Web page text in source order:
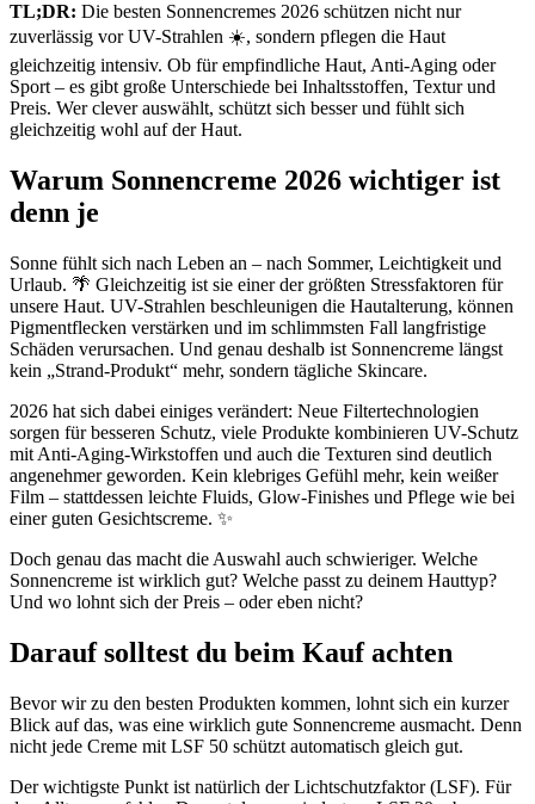
TL;DR: Die besten Sonnencremes 2026 schützen nicht nur
zuverlässig vor UV-Strahlen ☀️, sondern pflegen die Haut
gleichzeitig intensiv. Ob für empfindliche Haut, Anti-Aging oder
Sport – es gibt große Unterschiede bei Inhaltsstoffen, Textur und
Preis. Wer clever auswählt, schützt sich besser und fühlt sich
gleichzeitig wohl auf der Haut.
Warum Sonnencreme 2026 wichtiger ist
denn je
Sonne fühlt sich nach Leben an – nach Sommer, Leichtigkeit und
Urlaub. 🌴 Gleichzeitig ist sie einer der größten Stressfaktoren für
unsere Haut. UV-Strahlen beschleunigen die Hautalterung, können
Pigmentflecken verstärken und im schlimmsten Fall langfristige
Schäden verursachen. Und genau deshalb ist Sonnencreme längst
kein „Strand-Produkt“ mehr, sondern tägliche Skincare.
2026 hat sich dabei einiges verändert: Neue Filtertechnologien
sorgen für besseren Schutz, viele Produkte kombinieren UV-Schutz
mit Anti-Aging-Wirkstoffen und auch die Texturen sind deutlich
angenehmer geworden. Kein klebriges Gefühl mehr, kein weißer
Film – stattdessen leichte Fluids, Glow-Finishes und Pflege wie bei
einer guten Gesichtscreme. ✨
Doch genau das macht die Auswahl auch schwieriger. Welche
Sonnencreme ist wirklich gut? Welche passt zu deinem Hauttyp?
Und wo lohnt sich der Preis – oder eben nicht?
Darauf solltest du beim Kauf achten
Bevor wir zu den besten Produkten kommen, lohnt sich ein kurzer
Blick auf das, was eine wirklich gute Sonnencreme ausmacht. Denn
nicht jede Creme mit LSF 50 schützt automatisch gleich gut.
Der wichtigste Punkt ist natürlich der Lichtschutzfaktor (LSF). Für